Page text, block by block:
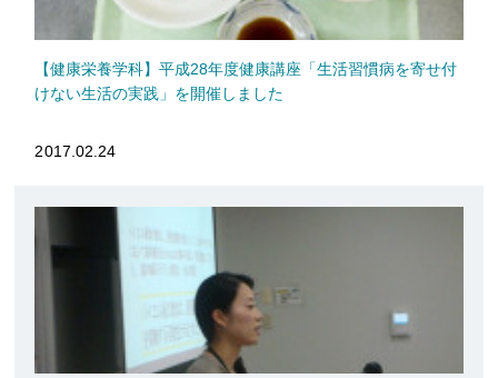
【健康栄養学科】平成28年度健康講座「生活習慣病を寄せ付
けない生活の実践」を開催しました
2017.02.24